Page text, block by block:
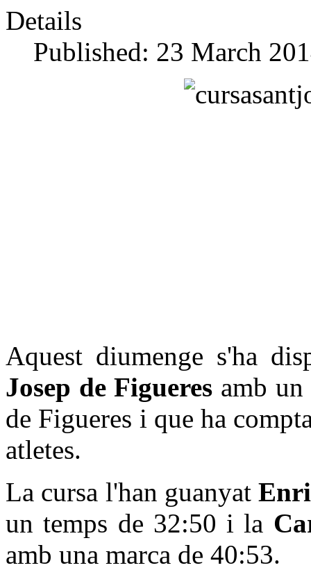
Details
Published: 23 March
Aquest diumenge s'ha
Josep de Figueres amb
de Figueres i que ha
atletes.
La cursa l'han guanyat
un temps de 32:50 i la
amb una marca de 40:53.